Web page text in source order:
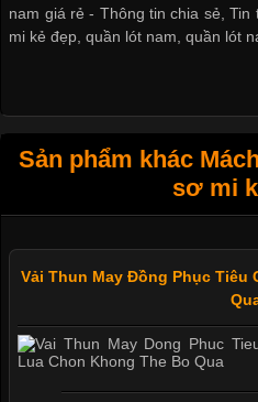
nam giá rẻ - Thông tin chia sẻ,Tin
mi kẻ đẹp,quần lót nam,quần lót
Sản phẩm khác
sơ mi
Vải Thun May Đồng Phục Tiêu